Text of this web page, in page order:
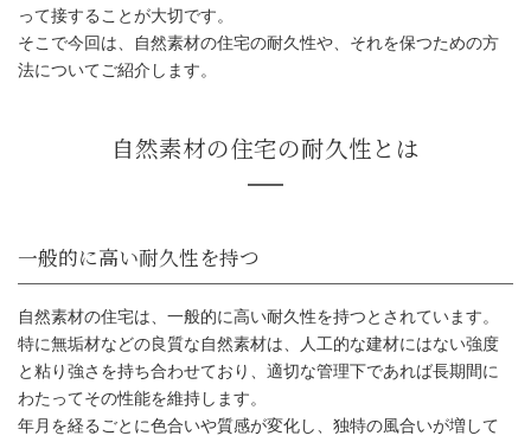
って接することが大切です。
そこで今回は、自然素材の住宅の耐久性や、それを保つための方
法についてご紹介します。
自然素材の住宅の耐久性とは
自然素材の住宅は、一般的に高い耐久性を持つとされています。
特に無垢材などの良質な自然素材は、人工的な建材にはない強度
と粘り強さを持ち合わせており、適切な管理下であれば長期間に
わたってその性能を維持します。
年月を経るごとに色合いや質感が変化し、独特の風合いが増して